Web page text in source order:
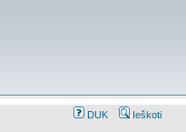
DUK Ieškoti